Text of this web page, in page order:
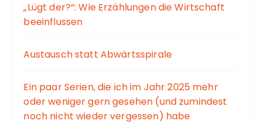
„Lügt der?“: Wie Erzählungen die Wirtschaft
beeinflussen
Austausch statt Abwärtsspirale
Ein paar Serien, die ich im Jahr 2025 mehr
oder weniger gern gesehen (und zumindest
noch nicht wieder vergessen) habe